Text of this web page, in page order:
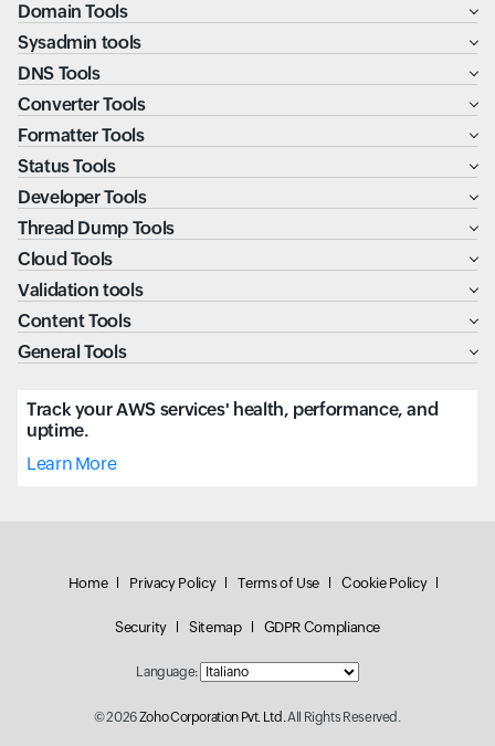
Domain Tools
Sysadmin tools
DNS Tools
Converter Tools
Formatter Tools
Status Tools
Developer Tools
Thread Dump Tools
Cloud Tools
Validation tools
Content Tools
General Tools
Track your AWS services' health, performance, and
uptime.
Learn More
Home Privacy Policy Terms of Use Cookie Policy
Security Sitemap GDPR Compliance
Language:
© 2026Zoho Corporation Pvt. Ltd.All Rights Reserved.